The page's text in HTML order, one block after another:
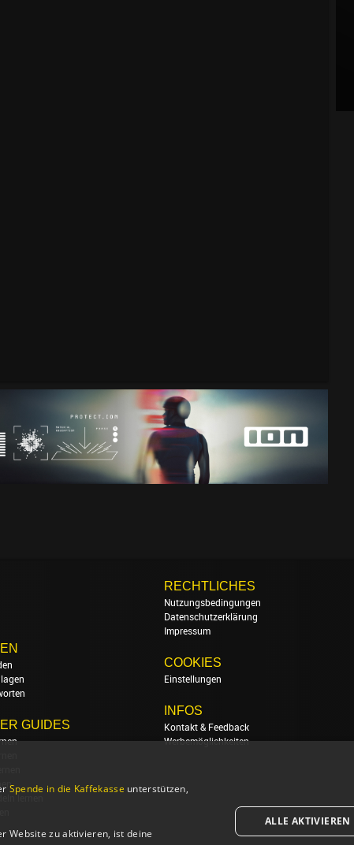
GUIDES
RECHTLICHES
Nutzungsbedingungen
Datenschutzerklärung
Impressum
COOKIES
Einstellungen
INFOS
Kontakt & Feedback
Werbemöglichkeiten
Spende in die Kaffekasse unterstützen,
Website zu aktivieren, ist deine
ALLE AKTIVIEREN